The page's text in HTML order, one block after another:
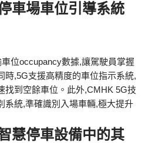
車場車位引導系統
位occupancy數據,讓駕駛員掌握
時,5G支援高精度的車位指示系統,
找到空餘車位。此外,CMHK 5G技
系統,準確識別入場車輛,極大提升
慧停車設備中的其